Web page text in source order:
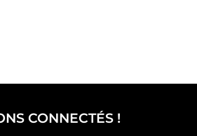
CONNECTÉS !